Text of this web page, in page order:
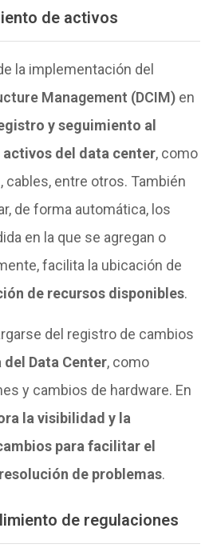
de activos
la implementación del
Management (DCIM)en
y seguimiento al
del data center, como
entre otros. También
de forma automática, los
en la que se agregan o
facilita la ubicación de
de recursos disponibles.
del registro de cambios
Data Center, como
y cambios de hardware. En
la visibilidad y la
para facilitar el
de problemas.
de regulaciones